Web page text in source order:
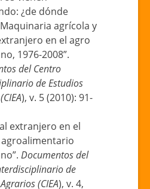
¿de dónde
agrícola y
en el agro
1976-2008”.
del Centro
de Estudios
), v. 5 (2010): 91-
extranjero en el
Documentos del
de
(CIEA), v. 4,